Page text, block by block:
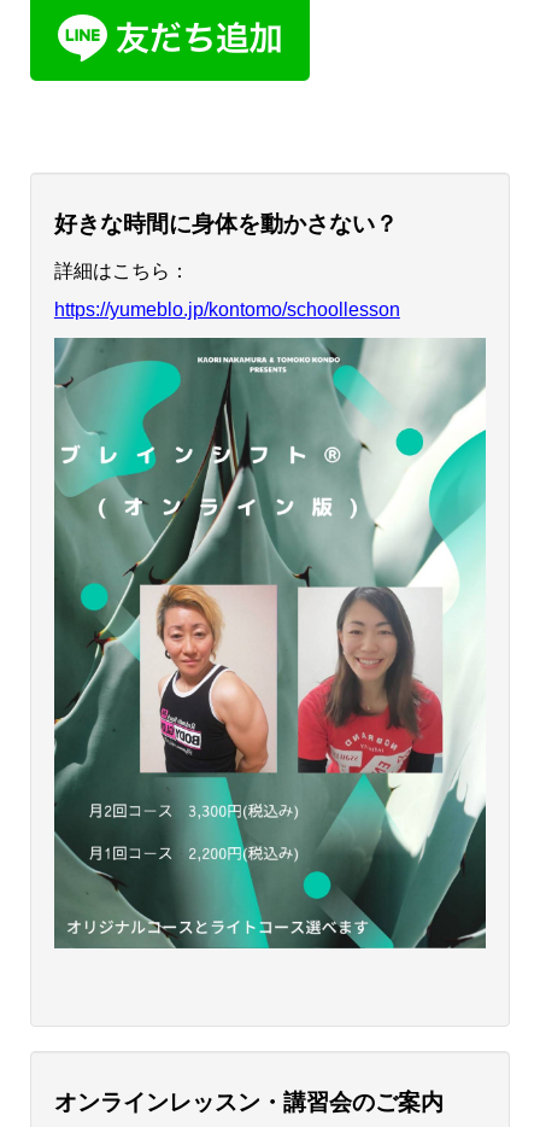
好きな時間に身体を動かさない？
詳細はこちら：
https://yumeblo.jp/kontomo/schoollesson
オンラインレッスン・講習会のご案内